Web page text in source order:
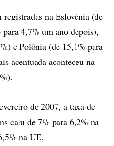
na Eslovênia (de
4,7% um ano depois),
e Polônia (de 15,1% para
acentuada aconteceu na
de 2007, a taxa de
caiu de 7% para 6,2% na
na UE.